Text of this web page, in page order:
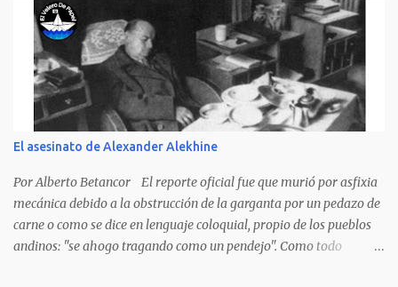
Desarrollados, sub desarrollados, atrasados y como se les quiera
llamar, son parte de un escenario donde se conjuga el poder y el
control en manos de minorías, en detrimento de las mayorías.
Voceros con diferentes matices salen al ruedo a atacar las posturas
de unos contra otros, para que la sociedad los vea como los
redentores, y terminan siendo el fraude personalizado. Venezuela,
un país bendecido por la abundancia de recursos naturales,
pobreza que afecta a una parte significativa de su población. La
pobreza no es solo una condición económica, sino también...
El asesinato de Alexander Alekhine
Por Alberto Betancor El reporte oficial fue que murió por asfixia
mecánica debido a la obstrucción de la garganta por un pedazo de
carne o como se dice en lenguaje coloquial, propio de los pueblos
andinos: "se ahogo tragando como un pendejo". Como todo